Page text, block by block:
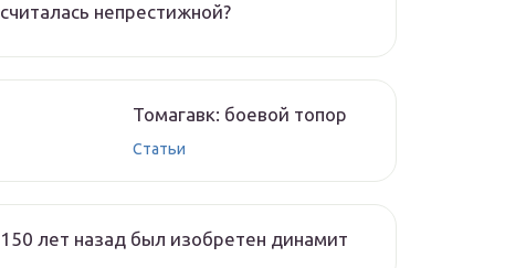
считалась непрестижной?
Томагавк: боевой топор
Статьи
150 лет назад был изобретен динамит